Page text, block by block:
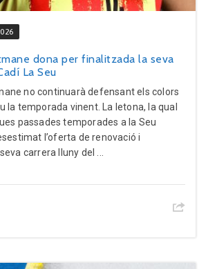
dona per finalitzada la seva
La Seu
no continuarà defensant els colors
la temporada vinent. La letona, la qual
passades temporades a la Seu
l’oferta de renovació i
carrera lluny del ...